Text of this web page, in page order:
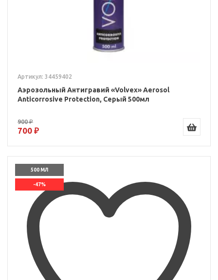
Артикул: 34459402
Аэрозольный Антигравий «Volvex» Aerosol
Anticorrosive Protection, Серый 500мл
900 ₽
700 ₽
500 МЛ
-47%